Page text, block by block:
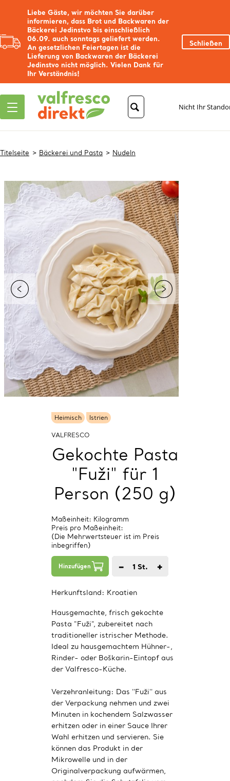
Liebe Gäste, wir möchten Sie darüber
informieren, dass Brot und Backwaren der
Bäckerei Jedinstvo bis einschließlich
06.09. auch sonntags geliefert werden.
An gesetzlichen Feiertagen ist die
Lieferung von Backwaren der Bäckerei
Jedinstvo nicht möglich. Vielen Dank für
Ihr Verständnis!
Schließen
Nicht Ihr
Titelseite Bäckerei und Pasta Nudeln
Heimisch Istrien
VALFRESCO
Gekochte Pasta
"Fuži" für 1
Person (250 g)
Maßeinheit: Kilogramm
Preis pro Maßeinheit:
(Die Mehrwertsteuer ist im Preis
inbegriffen)
Hinzufügen − 1 St. +
Herkunftsland: Kroatien
Hausgemachte, frisch gekochte
Pasta "Fuži", zubereitet nach
traditioneller istrischer Methode.
Ideal zu hausgemachtem Hühner-,
Rinder- oder Boškarin-Eintopf aus
der Valfresco-Küche.
Verzehranleitung: Das ''Fuži'' aus
der Verpackung nehmen und zwei
Minuten in kochendem Salzwasser
erhitzen oder in einer Sauce Ihrer
Wahl erhitzen und servieren. Sie
können das Produkt in der
Mikrowelle und in der
Originalverpackung aufwärmen,